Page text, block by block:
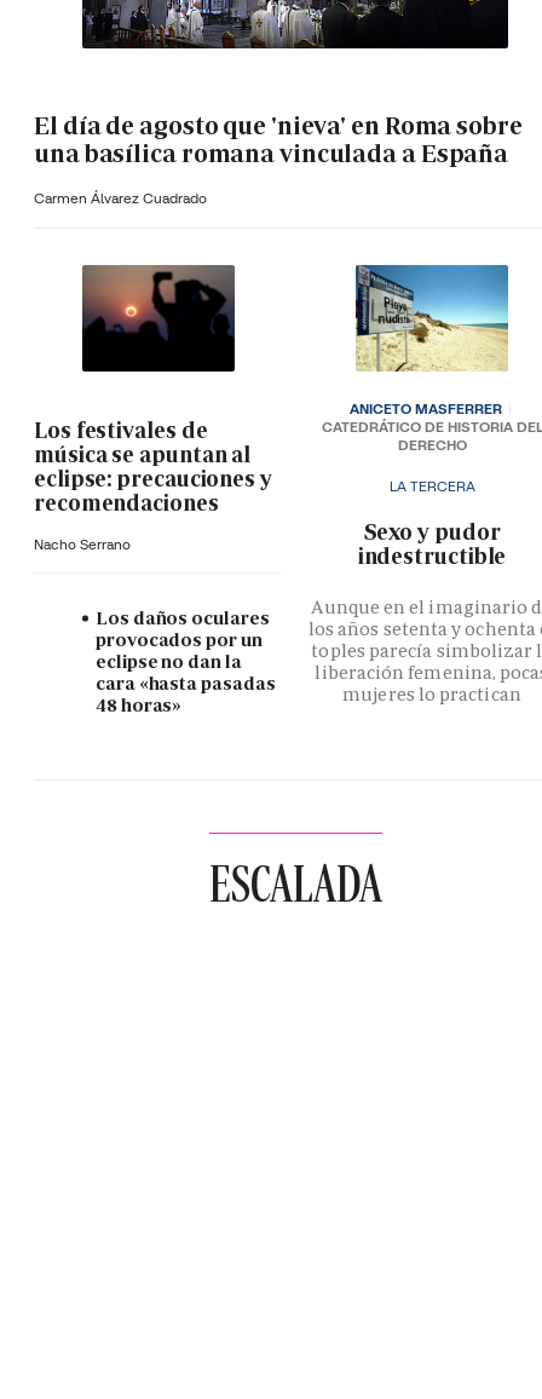
El día de agosto que 'nieva' en Roma sobre
una basílica romana vinculada a España
Carmen Álvarez Cuadrado
Los festivales de
música se apuntan al
eclipse: precauciones y
recomendaciones
Nacho Serrano
Los daños oculares
provocados por un
eclipse no dan la
cara «hasta pasadas
48 horas»
LA TERCERA
­Sexo y pudor
indestructible
Aunque en el imaginario
los años setenta y ochenta
toples parecía simbolizar
liberación femenina,
mujeres lo practican
ANICETO MASFERRER
CATEDRÁTICO DE HISTORIA DEL
DERECHO
ESCALADA